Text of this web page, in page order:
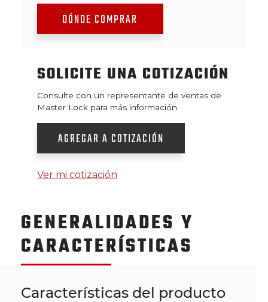
DÓNDE COMPRAR
SOLICITE UNA COTIZACIÓN
Consulte con un representante de ventas de
Master Lock para más información.
AGREGAR A COTIZACIÓN
Ver mi cotización
GENERALIDADES Y
CARACTERÍSTICAS
Características del producto